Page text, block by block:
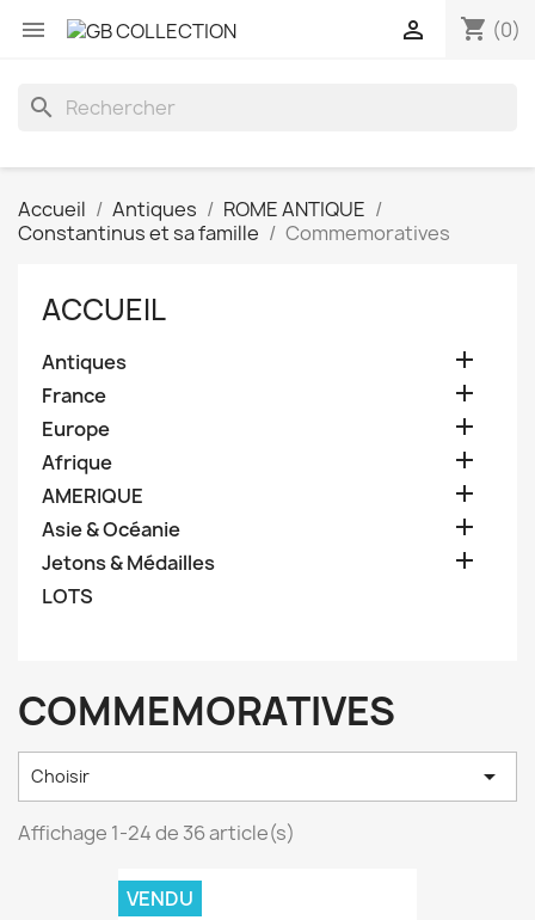
 shopping_cart (0)

search
Accueil Antiques
ROME ANTIQUE
Constantinus et sa famille
Commemoratives
ACCUEIL
Antiques 
France 
Europe 
Afrique 
AMERIQUE 
Asie & Océanie 
Jetons & Médailles 
LOTS
COMMEMORATIVES
Choisir 
Affichage 1-24 de 36 article(s)
VENDU